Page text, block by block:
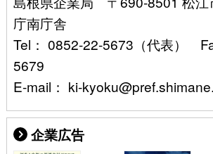
庁南庁舎
Tel： 0852-22-5673（代表）
5679
E-mail： ki-
企業広告